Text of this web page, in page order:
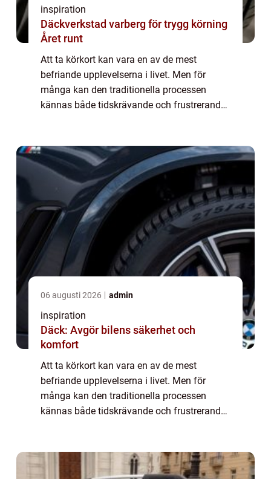
inspiration
Däckverkstad varberg för trygg körning
Året runt
Att ta körkort kan vara en av de mest
befriande upplevelserna i livet. Men för
många kan den traditionella processen
kännas både tidskrävande och frustrerande.
06 augusti 2026 admin
inspiration
Däck: Avgör bilens säkerhet och
komfort
Att ta körkort kan vara en av de mest
befriande upplevelserna i livet. Men för
många kan den traditionella processen
kännas både tidskrävande och frustrerande.